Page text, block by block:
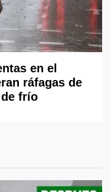
en el
ráfagas de
frío